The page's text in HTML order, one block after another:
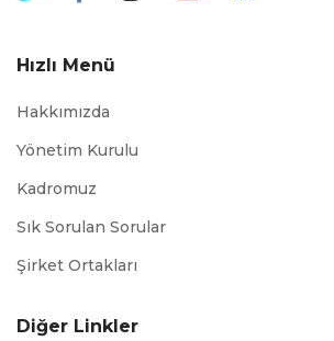
Hızlı Menü
Hakkımızda
Yönetim Kurulu
Kadromuz
Sık Sorulan Sorular
Şirket Ortakları
Diğer Linkler